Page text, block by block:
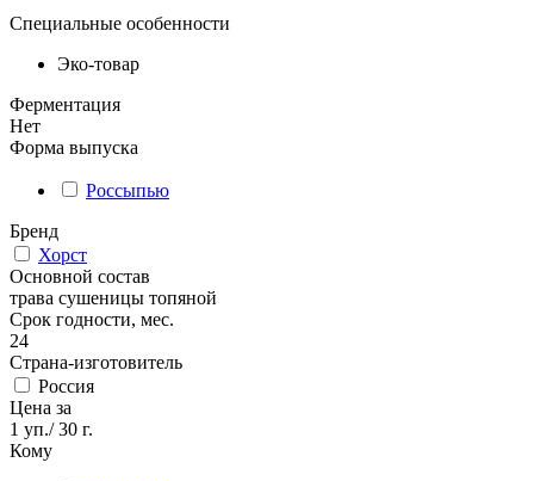
Специальные особенности
Эко-товар
Ферментация
Нет
Форма выпуска
Россыпью
Бренд
Хорст
Основной состав
трава сушеницы топяной
Срок годности, мес.
24
Страна-изготовитель
Россия
Цена за
1 уп./ 30 г.
Кому